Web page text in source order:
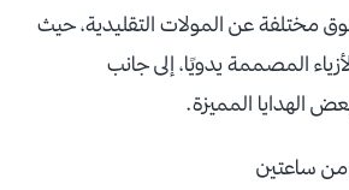
مختلفة عن المولات التقليدية، حيث
المصممة يدويًا، إلى جانب
الهدايا المميزة.
من ساعتين